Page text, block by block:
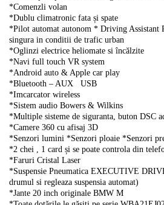
*Comenzli volan
*Dublu climatronic fata și spate
*Pilot automat autonom * Driving Assistant
singura in conditii de trafic urban
*Oglinzi electrice heliomate si încălzite
*Navi full touch VR system
*Android auto & Apple car play
*Bluetooth – AUX
USB
*Imcarcator wireless
*Sistem audio Bowers & Wilkins
*Multiple sisteme de siguranta, buton DSC
*Camere 360 cu afisaj 3D
*Senzori lumini *Senzori ploaie *Senzori
*2 chei , 1 card și se poate controla din
*Faruri Cristal Laser
*Suspensie Pneumatica EXECUTIVE
drumul si regleaza suspensia automat)
*Jante 20 inch originale BMW M